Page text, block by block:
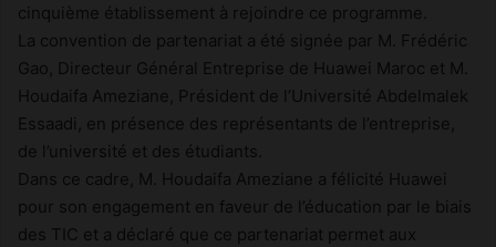
cinquième établissement à rejoindre ce programme.
La convention de partenariat a été signée par M. Frédéric
Gao, Directeur Général Entreprise de Huawei Maroc et M.
Houdaifa Ameziane, Président de l’Université Abdelmalek
Essaadi, en présence des représentants de l’entreprise,
de l’université et des étudiants.
Dans ce cadre, M. Houdaifa Ameziane a félicité Huawei
pour son engagement en faveur de l’éducation par le biais
des TIC et a déclaré que ce partenariat permet aux